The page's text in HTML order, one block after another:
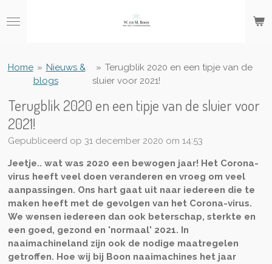
direct
hoofdinhoud
Home » Nieuws &
blogs
» Terugblik 2020 en een tipje van de
sluier voor 2021!
Terugblik 2020 en een tipje van de sluier voor
2021!
Gepubliceerd op 31 december 2020 om 14:53
Jeetje.. wat was 2020 een bewogen jaar! Het Corona-
virus heeft veel doen veranderen en vroeg om veel
aanpassingen. Ons hart gaat uit naar iedereen die te
maken heeft met de gevolgen van het Corona-virus.
We wensen iedereen dan ook beterschap, sterkte en
een goed, gezond en 'normaal' 2021. In
naaimachineland zijn ook de nodige maatregelen
getroffen. Hoe wij bij Boon naaimachines het jaar